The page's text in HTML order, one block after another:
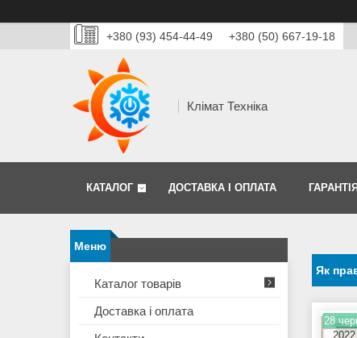
+380 (93) 454-44-49 +380 (50) 667-19-18
Клімат Техніка
КАТАЛОГ ДОСТАВКА І ОПЛАТА ГАРАНТІЯ
Як
28
2022
Каталог товарів
Доставка і оплата